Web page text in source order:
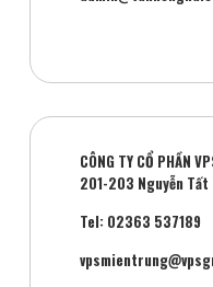
CÔNG TY CỔ PHẦN
201-203 Nguyễn Tất
Tel: 02363 537189